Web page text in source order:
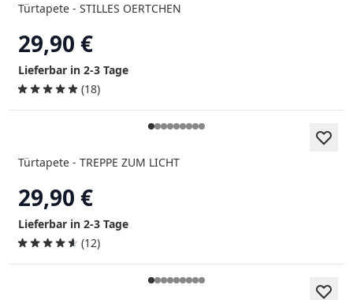
Türtapete - STILLES OERTCHEN
29,90 €
Lieferbar in 2-3 Tage
(18)
Türtapete - TREPPE ZUM LICHT
29,90 €
Lieferbar in 2-3 Tage
(12)